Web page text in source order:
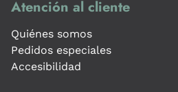
Atención al cliente
Quiénes somos
Pedidos especiales
Accesibilidad